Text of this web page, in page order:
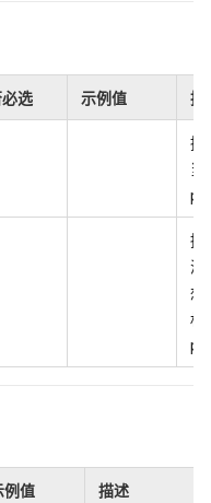
选 示例值 描
授
当
授
源
想
权
例值 描述